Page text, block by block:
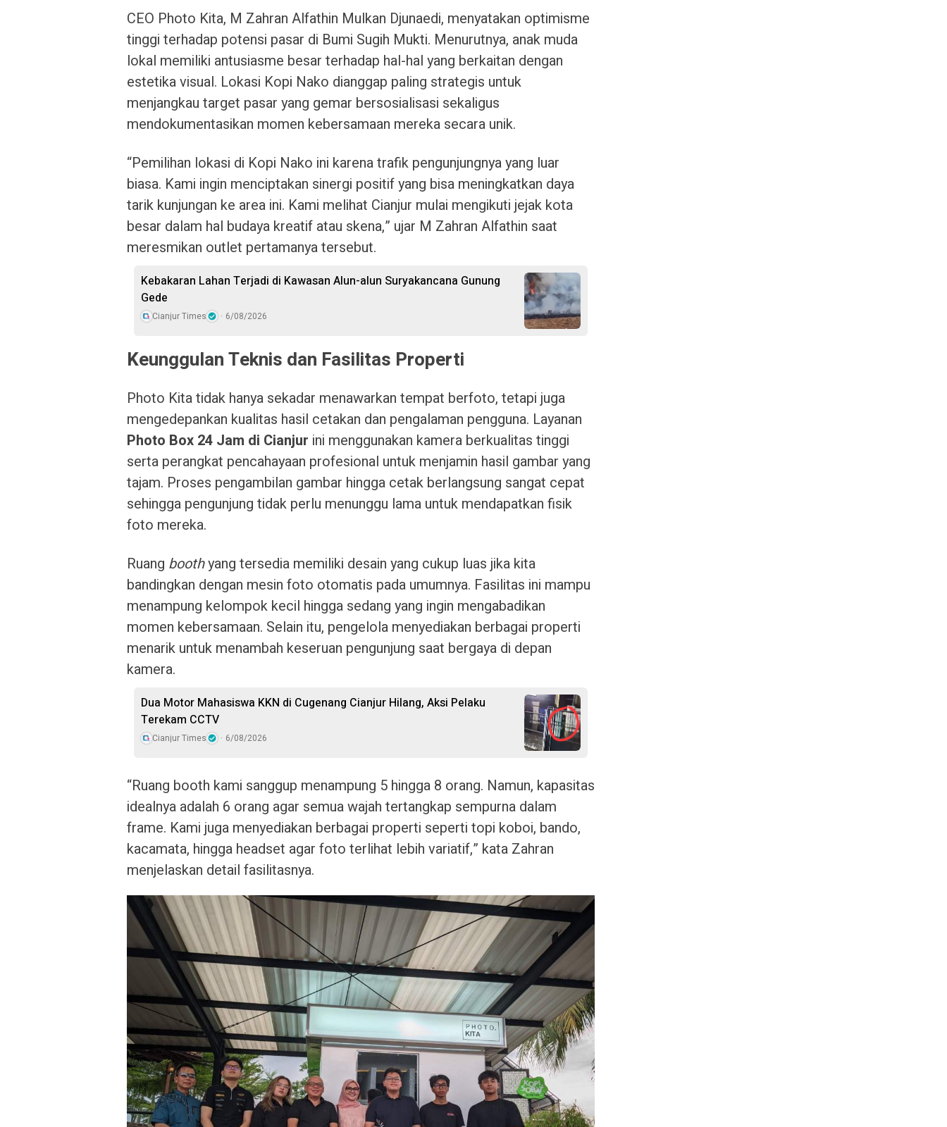
CEO Photo Kita, M Zahran Alfathin Mulkan Djunaedi, menyatakan optimisme
tinggi terhadap potensi pasar di Bumi Sugih Mukti. Menurutnya, anak muda
lokal memiliki antusiasme besar terhadap hal-hal yang berkaitan dengan
estetika visual. Lokasi Kopi Nako dianggap paling strategis untuk
menjangkau target pasar yang gemar bersosialisasi sekaligus
mendokumentasikan momen kebersamaan mereka secara unik.
“Pemilihan lokasi di Kopi Nako ini karena trafik pengunjungnya yang luar
biasa. Kami ingin menciptakan sinergi positif yang bisa meningkatkan daya
tarik kunjungan ke area ini. Kami melihat Cianjur mulai mengikuti jejak kota
besar dalam hal budaya kreatif atau skena,” ujar M Zahran Alfathin saat
meresmikan outlet pertamanya tersebut.
Kebakaran Lahan Terjadi di Kawasan Alun-alun Suryakancana Gunung
Gede
Cianjur Times 6/08/2026
Keunggulan Teknis dan Fasilitas Properti
Photo Kita tidak hanya sekadar menawarkan tempat berfoto, tetapi juga
mengedepankan kualitas hasil cetakan dan pengalaman pengguna. Layanan
Photo Box 24 Jam di Cianjur ini menggunakan kamera berkualitas tinggi
serta perangkat pencahayaan profesional untuk menjamin hasil gambar yang
tajam. Proses pengambilan gambar hingga cetak berlangsung sangat cepat
sehingga pengunjung tidak perlu menunggu lama untuk mendapatkan fisik
foto mereka.
Ruang boothyang tersedia memiliki desain yang cukup luas jika kita
bandingkan dengan mesin foto otomatis pada umumnya. Fasilitas ini mampu
menampung kelompok kecil hingga sedang yang ingin mengabadikan
momen kebersamaan. Selain itu, pengelola menyediakan berbagai properti
menarik untuk menambah keseruan pengunjung saat bergaya di depan
kamera.
Dua Motor Mahasiswa KKN di Cugenang Cianjur Hilang, Aksi Pelaku
Terekam CCTV
Cianjur Times 6/08/2026
“Ruang booth kami sanggup menampung 5 hingga 8 orang. Namun, kapasitas
idealnya adalah 6 orang agar semua wajah tertangkap sempurna dalam
frame. Kami juga menyediakan berbagai properti seperti topi koboi, bando,
kacamata, hingga headset agar foto terlihat lebih variatif,” kata Zahran
menjelaskan detail fasilitasnya.